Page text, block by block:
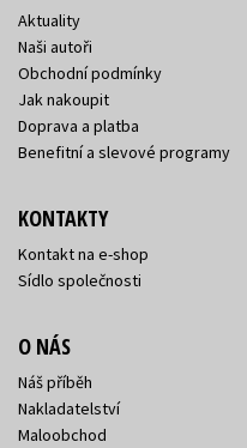
Aktuality
Naši autoři
Obchodní podmínky
Jak nakoupit
Doprava a platba
Benefitní a slevové programy
KONTAKTY
Kontakt na e-shop
Sídlo společnosti
O NÁS
Náš příběh
Nakladatelství
Maloobchod